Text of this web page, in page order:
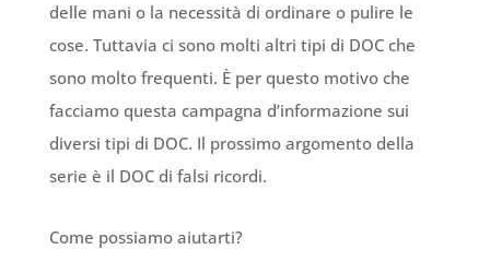
delle mani o la necessità di ordinare o pulire le
cose. Tuttavia ci sono molti altri tipi di DOC che
sono molto frequenti. È per questo motivo che
facciamo questa campagna d’informazione sui
diversi tipi di DOC. Il prossimo argomento della
serie è il DOC di falsi ricordi.
Come possiamo aiutarti?